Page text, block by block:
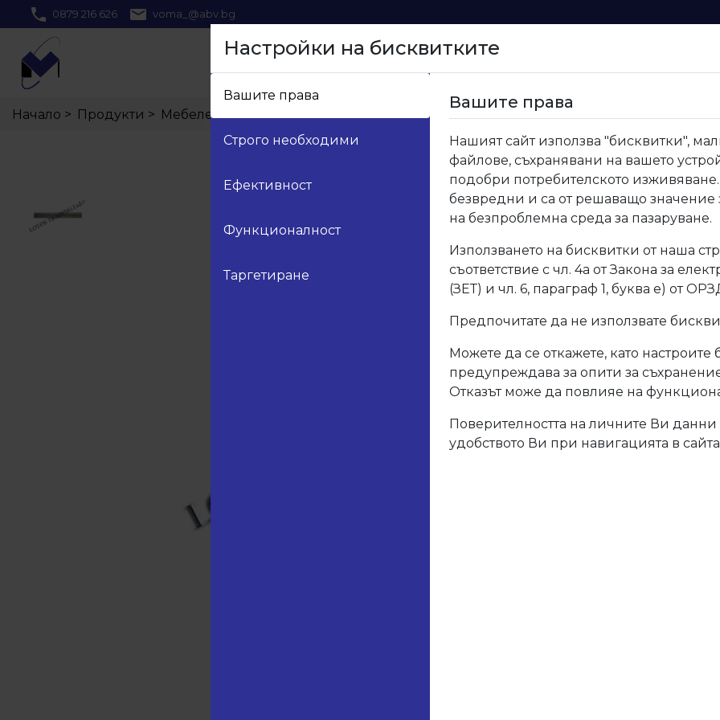
0879 216 626 voma_@abv.bg
Настройки на бисквитките
Вашите права
Строго необходими
Ефективност
Функционалност
Таргетиране
Вашите права
Нашият сайт използва "бисквитки",
файлове, съхранявани на вашето
подобри потребителското
безвредни и са от решаващо
на безпроблемна среда за пазаруване.
Използването на бисквитки от наша
съответствие с чл. 4а от Закона за
(ЗЕТ) и чл. 6, параграф 1, буква е) от
Предпочитате да не използвате
Можете да се откажете, като настроите
предупреждава за опити за
Отказът може да повлияе на
Поверителността на личните Ви
удобството Ви при навигацията в
>
Начало >
Продукти >
Мебелен обков >
5.Панти 05.700.01 Клавирна панта 1,75м
1,75м
Код:
Арт.